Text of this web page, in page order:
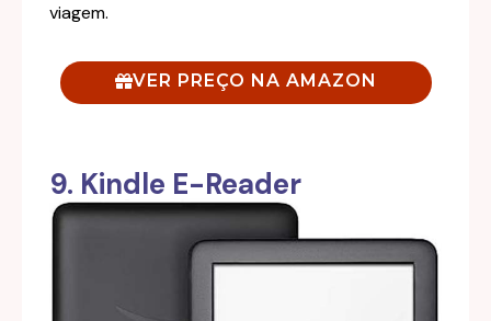
viagem.
VER PREÇO NA AMAZON
9. Kindle E-Reader